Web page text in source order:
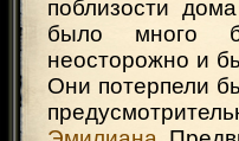
поблизости
было много
неосторожно и
Они потерпели